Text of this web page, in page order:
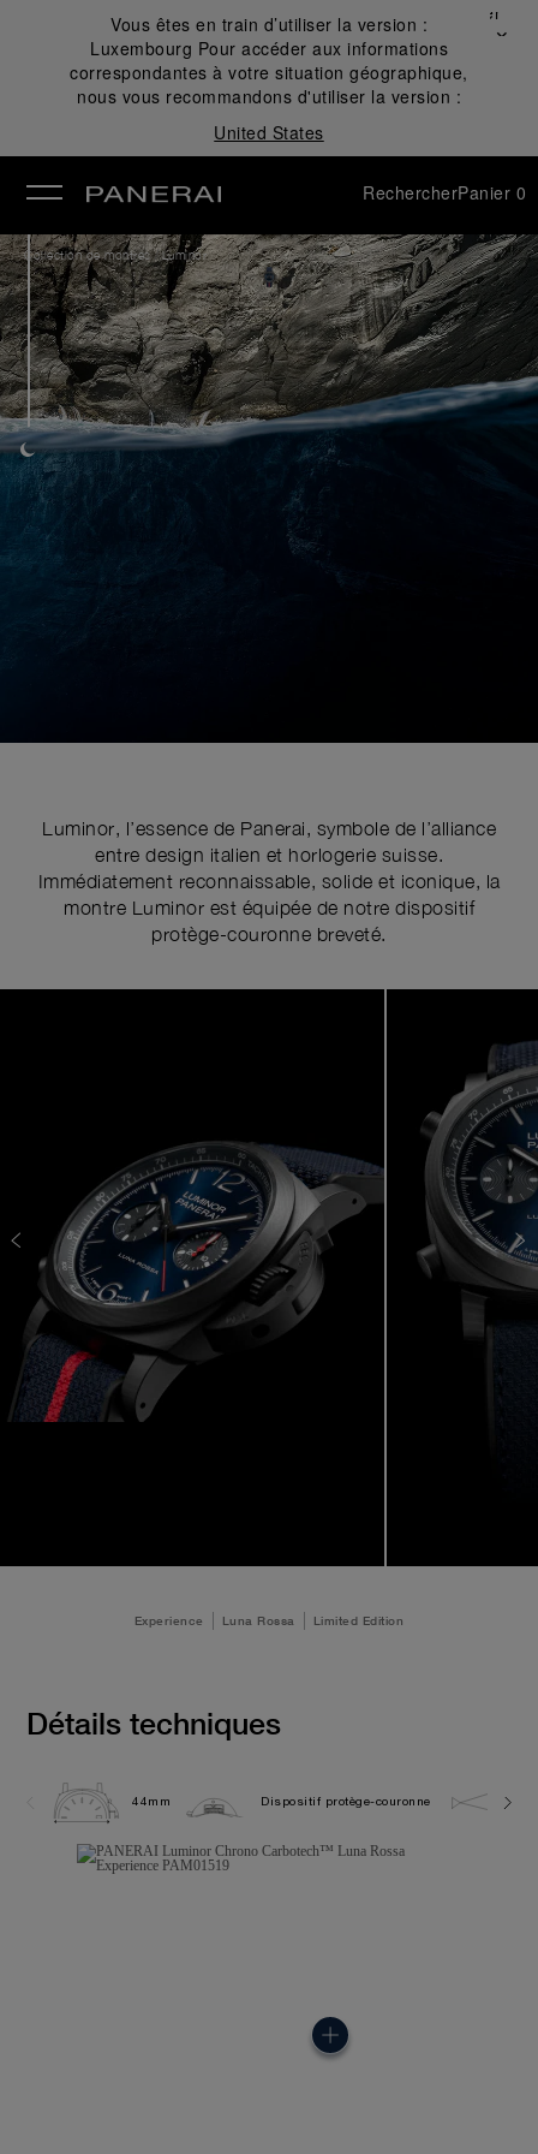
Vous êtes en train d’utiliser la version :
Luxembourg Pour accéder aux informations
correspondantes à votre situation géographique,
nous vous recommandons d'utiliser la version :
United States
Fermer
✕
RechercherPanier 0
Collection de montres /Luminor
Luminor, l’essence de Panerai, symbole de l’alliance
entre design italien et horlogerie suisse.
Immédiatement reconnaissable, solide et iconique, la
montre Luminor est équipée de notre dispositif
protège-couronne breveté.
Image
Experience Luna Rossa Limited Edition
Détails techniques
44mm Dispositif protège-couronne